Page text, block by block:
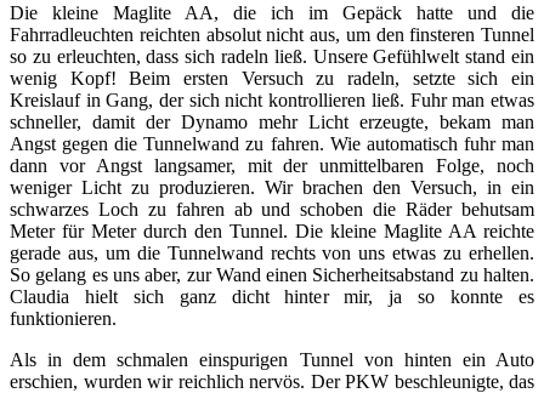
Die kleine Maglite AA, die ich im Gepäck hatte und die
Fahrradleuchten reichten absolut nicht aus, um den finsteren Tunnel
so zu erleuchten, dass sich radeln ließ. Unsere Gefühlwelt stand ein
wenig Kopf! Beim ersten Versuch zu radeln, setzte sich ein
Kreislauf in Gang, der sich nicht kontrollieren ließ. Fuhr man etwas
schneller, damit der Dynamo mehr Licht erzeugte, bekam man
Angst gegen die Tunnelwand zu fahren. Wie automatisch fuhr man
dann vor Angst langsamer, mit der unmittelbaren Folge, noch
weniger Licht zu produzieren. Wir brachen den Versuch, in ein
schwarzes Loch zu fahren ab und schoben die Räder behutsam
Meter für Meter durch den Tunnel. Die kleine Maglite AA reichte
gerade aus, um die Tunnelwand rechts von uns etwas zu erhellen.
So gelang es uns aber, zur Wand einen Sicherheitsabstand zu halten.
Claudia hielt sich ganz dicht hinter mir, ja so konnte es
funktionieren.
Als in dem schmalen einspurigen Tunnel von hinten ein Auto
erschien, wurden wir reichlich nervös. Der PKW beschleunigte, das